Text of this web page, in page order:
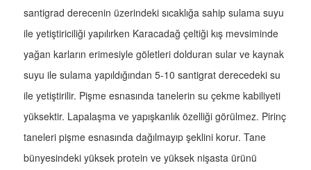
santigrad derecenin üzerindeki sıcaklığa sahip sulama suyu
ile yetiştiriciliği yapılırken Karacadağ çeltiği kış mevsiminde
yağan karların erimesiyle göletleri dolduran sular ve kaynak
suyu ile sulama yapıldığından 5-10 santigrat derecedeki su
ile yetiştirilir. Pişme esnasında tanelerin su çekme kabiliyeti
yüksektir. Lapalaşma ve yapışkanlık özelliği görülmez. Pirinç
taneleri pişme esnasında dağılmayıp şeklini korur. Tane
bünyesindeki yüksek protein ve yüksek nişasta ürünü